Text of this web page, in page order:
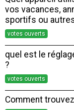
vos vacances,
sportifs ou
votes ouverts
quel est le
?
votes ouverts
Comment